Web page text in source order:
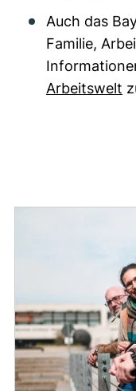
Auch das
Familie,
Arbeitswelt